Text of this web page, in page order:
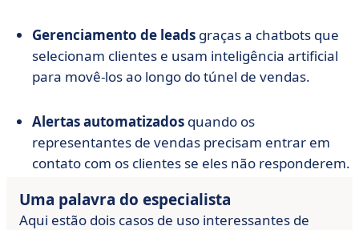
Gerenciamento de leads graças a chatbots que
selecionam clientes e usam inteligência artificial
para movê-los ao longo do túnel de vendas.
Alertas automatizados quando os
representantes de vendas precisam entrar em
contato com os clientes se eles não responderem.
Uma palavra do especialista
Aqui estão dois casos de uso interessantes de